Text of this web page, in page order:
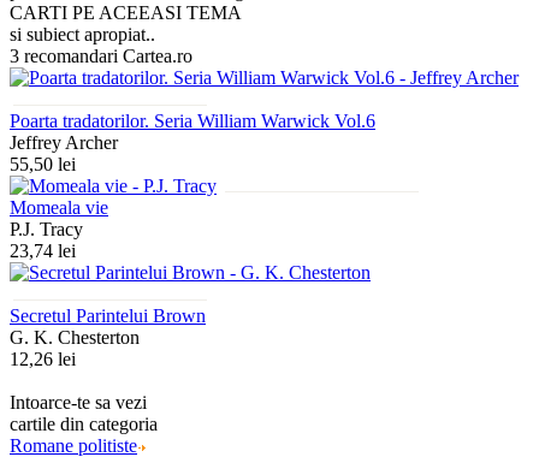
CARTI PE ACEEASI TEMA
si subiect apropiat..
3 recomandari Cartea.ro
Poarta tradatorilor. Seria William Warwick Vol.6
Jeffrey Archer
55,50 lei
Momeala vie
P.J. Tracy
23,74 lei
Secretul Parintelui Brown
G. K. Chesterton
12,26 lei
Intoarce-te sa vezi
cartile din categoria
Romane politiste